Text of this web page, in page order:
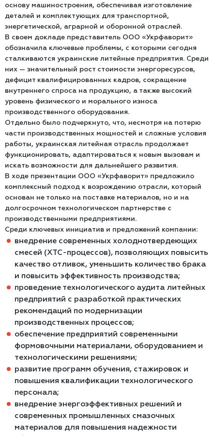
основу машиностроения, обеспечивая изготовление
деталей и комплектующих для транспортной,
энергетической, аграрной и оборонной отраслей.
В своем докладе представитель ООО «Укрфаворит»
обозначила ключевые проблемы, с которыми сегодня
сталкиваются украинские литейные предприятия. Среди
них — значительный рост стоимости энергоресурсов,
дефицит квалифицированных кадров, сокращение
внутреннего спроса на продукцию, а также высокий
уровень физического и морального износа
производственного оборудования.
Отдельно было подчеркнуто, что, несмотря на потерю
части производственных мощностей и сложные условия
работы, украинская литейная отрасль продолжает
функционировать, адаптироваться к новым вызовам и
искать возможности для дальнейшего развития.
В ходе презентации ООО «Укрфаворит» предложило
комплексный подход к возрождению отрасли, который
основан не только на поставке материалов, но и на
долгосрочном технологическом партнерстве с
производственными предприятиями.
Среди ключевых инициатив и предложений компании:
внедрение современных холоднотвердеющих
смесей (ХТС-процессов), позволяющих повысить
качество отливок, уменьшить количество брака
и повысить эффективность производства;
проведение технологического аудита литейных
предприятий с разработкой практических
рекомендаций по модернизации
производственных процессов;
обеспечение предприятий современными
формовочными материалами, оборудованием и
технологическими решениями;
развитие программ обучения, стажировок и
повышения квалификации технологического
персонала;
внедрение энергоэффективных решений и
современных промышленных смазочных
материалов для повышения надежности